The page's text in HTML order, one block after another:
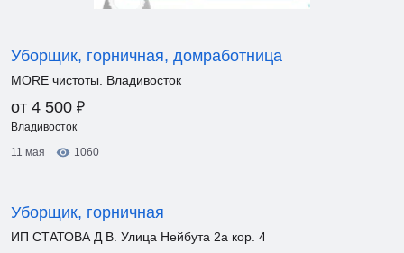
Уборщик, горничная, домработница
MORE чистоты. Владивосток
от 4 500 ₽
Владивосток
11 мая
1060
Уборщик, горничная
ИП СТАТОВА Д В. Улица Нейбута 2а кор. 4